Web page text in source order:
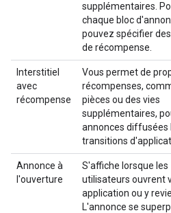
supplémentaires.
chaque bloc
pouvez spécifier
de récompense.
Interstitiel
avec
récompense
Vous permet de
récompenses,
pièces ou des vies
supplémentaires,
annonces diffusées
transitions
Annonce à
l'ouverture
S'affiche lorsque les
utilisateurs ouvrent
application ou y
L'annonce se